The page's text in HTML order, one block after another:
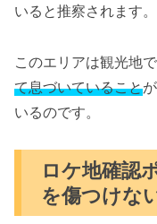
いると推察されます。
このエリアは観光地で
て息づいていること
いるのです。
ロケ地確認
を傷つけな